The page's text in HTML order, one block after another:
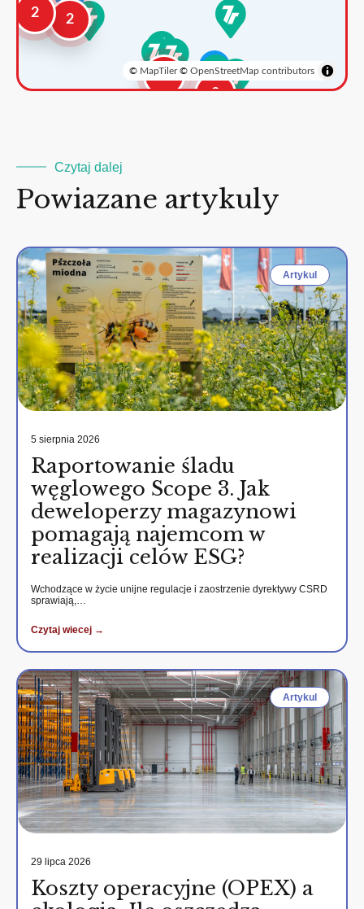
2
2
3
2
© MapTiler© OpenStreetMap contributors
Czytaj dalej
Powiazane artykuly
Artykul
5 sierpnia 2026
Raportowanie śladu
węglowego Scope 3. Jak
deweloperzy magazynowi
pomagają najemcom w
realizacji celów ESG?
Wchodzące w życie unijne regulacje i zaostrzenie dyrektywy CSRD
sprawiają,…
Czytaj wiecej →
Artykul
29 lipca 2026
Koszty operacyjne (OPEX) a